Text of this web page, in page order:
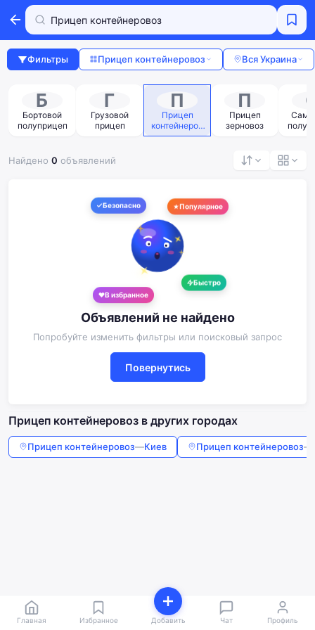
Фильтры Прицеп контейнеровоз Вся Украина
Б
Бортовой
полуприцеп
Г
Грузовой
прицеп
П
Прицеп
контейнеров
оз
П
Прицеп
зерновоз
Найдено 0 объявлений
Безопасно
Популярное
Быстро
В избранное
Объявлений не найдено
Попробуйте изменить фильтры или поисковый запрос
Повернутись
Прицеп контейнеровоз в других городах
Прицеп контейнеровоз—Киев Прицеп контейнеровоз—
Главная Избранное Добавить Чат Профиль